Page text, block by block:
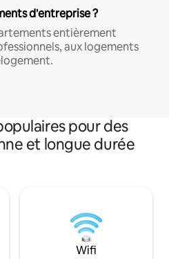
d'entreprise ?
entièrement
aux logements
pour des
et longue durée
Wifi